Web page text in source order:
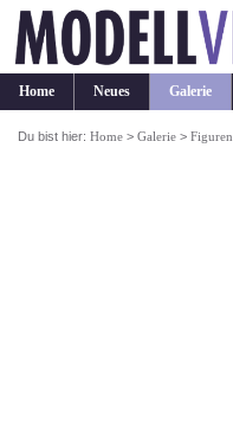
Home Neues Galerie
Du bist hier:Home >Galerie >Figuren